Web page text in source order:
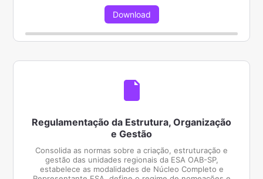
Download
Regulamentação da Estrutura, Organização
e Gestão
Consolida as normas sobre a criação, estruturação e
gestão das unidades regionais da ESA OAB-SP,
estabelece as modalidades de Núcleo Completo e